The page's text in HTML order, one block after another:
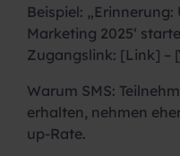
Beispiel: „Erinnerung:
Marketing 2025‘
Zugangslink: [Link] –
Warum SMS:
erhalten, nehmen
up-Rate.